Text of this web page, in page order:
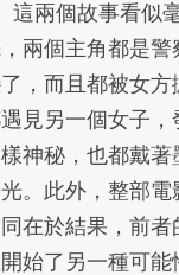
這兩個故事看似
兩個主角都是
，而且都被女
見另一個女子
神秘，也都戴
。此外，整部
在於結果，前
始了另一種可